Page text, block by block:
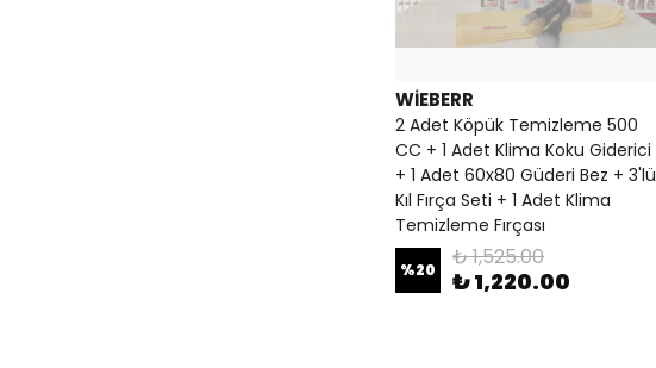
WİEBERR
2 Adet Köpük Temizleme 500
CC + 1 Adet Klima Koku Giderici
+ 1 Adet 60x80 Güderi Bez + 3'lü
Kıl Fırça Seti + 1 Adet Klima
Temizleme Fırçası
%20 ₺ 1,525.00
₺ 1,220.00